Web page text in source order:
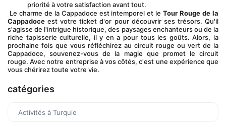
priorité à votre satisfaction avant tout.
Le charme de la Cappadoce est intemporel et le Tour Rouge de la
Cappadoce est votre ticket d'or pour découvrir ses trésors. Qu'il
s'agisse de l'intrigue historique, des paysages enchanteurs ou de la
riche tapisserie culturelle, il y en a pour tous les goûts. Alors, la
prochaine fois que vous réfléchirez au circuit rouge ou vert de la
Cappadoce, souvenez-vous de la magie que promet le circuit
rouge. Avec notre entreprise à vos côtés, c'est une expérience que
vous chérirez toute votre vie.
catégories
Activités à Turquie